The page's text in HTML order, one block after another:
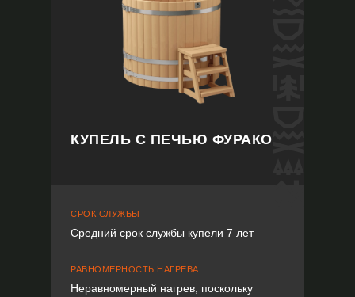
СРОК СЛУЖБЫ
РАВНОМЕРНОСТЬ НАГРЕВА
Неравномерный нагрев, поскольку
Средний срок службы купели 7 лет
КУПЕЛЬ С ПЕЧЬЮ ФУРАКО